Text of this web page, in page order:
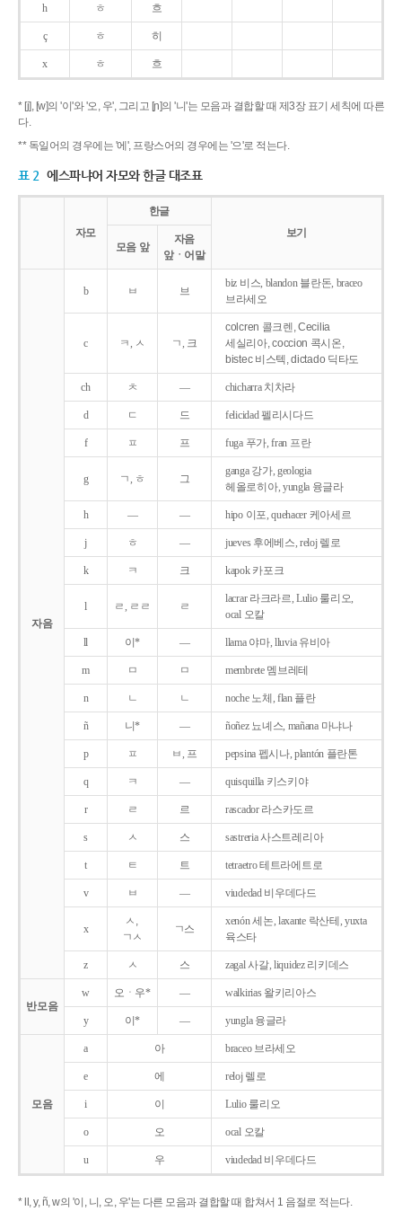
h ㅎ 흐
ç ㅎ 히
x ㅎ 흐
* [j], [w]의 '이'와 '오, 우', 그리고 [ɲ]의 '니'는 모음과 결합할 때 제3장 표기 세칙에 따른
다.
** 독일어의 경우에는 '에', 프랑스어의 경우에는 '으'로 적는다.
표 2 에스파냐어 자모와 한글 대조표
자모
한글
보기
모음 앞
자음
앞ㆍ어말
자음
b ㅂ 브
biz 비스, blandon 블란돈, braceo
브라세오
c ㅋ, ㅅ ㄱ, 크
colcren 콜크렌, Cecilia
세실리아, coccion 콕시온,
bistec 비스텍, dictado 딕타도
ch ㅊ ― chicharra 치차라
d ㄷ 드 felicidad 펠리시다드
f ㅍ 프 fuga 푸가, fran 프란
g ㄱ, ㅎ 그
ganga 강가, geologia
헤올로히아, yungla 융글라
h ― ― hipo 이포, quehacer 케아세르
j ㅎ ― jueves 후에베스, reloj 렐로
k ㅋ 크 kapok 카포크
l ㄹ, ㄹㄹ ㄹ
lacrar 라크라르, Lulio 룰리오,
ocal 오칼
ll 이* ― llama 야마, lluvia 유비아
m ㅁ ㅁ membrete 멤브레테
n ㄴ ㄴ noche 노체, flan 플란
ñ 니* ― ñoñez 뇨녜스, mañana 마냐나
p ㅍ ㅂ, 프 pepsina 펩시나, plantón 플란톤
q ㅋ ― quisquilla 키스키야
r ㄹ 르 rascador 라스카도르
s ㅅ 스 sastreria 사스트레리아
t ㅌ 트 tetraetro 테트라에트로
v ㅂ ― viudedad 비우데다드
x
ㅅ,
ㄱㅅ
ㄱ스
xenón 세논, laxante 락산테, yuxta
육스타
z ㅅ 스 zagal 사갈, liquidez 리키데스
반모음
w 오ㆍ우* ― walkirias 왈키리아스
y 이* ― yungla 융글라
모음
a 아 braceo 브라세오
e 에 reloj 렐로
i 이 Lulio 룰리오
o 오 ocal 오칼
u 우 viudedad 비우데다드
* ll, y, ñ, w의 '이, 니, 오, 우'는 다른 모음과 결합할 때 합쳐서 1 음절로 적는다.